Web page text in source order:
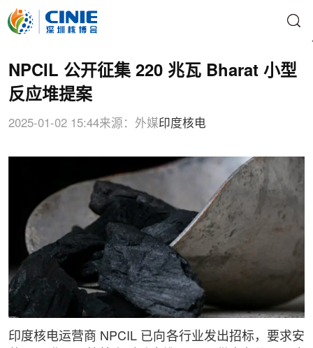
NPCIL 公开征集 220 兆瓦 Bh​​arat 小型
反应堆提案
2025-01-02 15:44来源：外媒印度核电
印度核电运营商 NPCIL 已向各行业发出招标，要求安